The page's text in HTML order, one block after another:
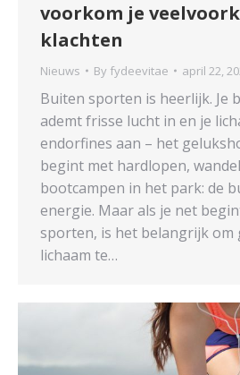
voorkom je
klachten
Nieuws By fydeevitae april 22,
Buiten sporten is heerlijk. Je
ademt frisse lucht in en je
endorfines aan – het
begint met hardlopen,
bootcampen in het park: de
energie. Maar als je net
sporten, is het belangrijk om
lichaam te…